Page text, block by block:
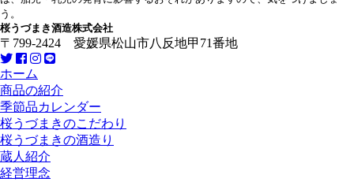
う。
桜うづまき酒造株式会社
〒799-2424 愛媛県松山市八反地甲71番地
ホーム
商品の紹介
季節品カレンダー
桜うづまきのこだわり
桜うづまきの酒造り
蔵人紹介
経営理念